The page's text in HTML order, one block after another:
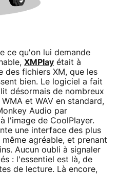
ce qu'on lui demande
XMPlay était à
des fichiers XM, que les
bien. Le logiciel a fait
désormais de nombreux
et WAV en standard,
Audio par
l'image de CoolPlayer.
une interface des plus
agréable, et prenant
Aucun oubli à signaler
: l'essentiel est là, de
de lecture. Là encore,